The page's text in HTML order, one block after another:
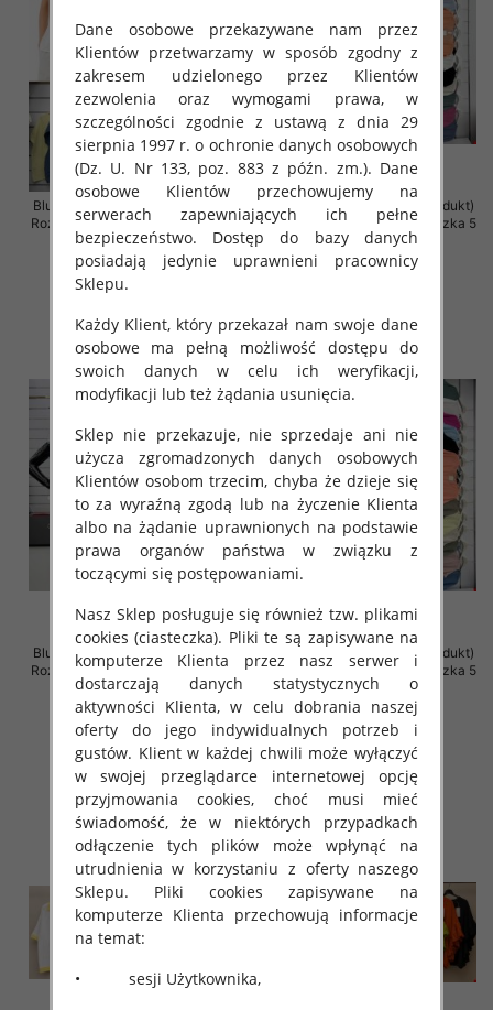
Bluzki damskie (Włoskie produkt)
Roz Standard, Mix Kolor Paczka 5
szt
29.00 zł
Bluzki damskie (Włoskie produkt)
Roz Standard, Mix Kolor Paczka 5
szt
29.00 zł
Bluzki damskie (Włoskie produkt)
Roz Standard, Mix Kolor Paczka 5
szt
29.00 zł
szczegóły
Bluzki damskie (Włoskie produkt)
Roz Standard, Mix Kolor Paczka 5
szt
26.00 zł
szczegóły
Dane osobowe przekazywane nam przez
Klientów przetwarzamy w sposób zgodny z
zakresem udzielonego przez Klientów
zezwolenia oraz wymogami prawa, w
szczególności zgodnie z ustawą z dnia 29
sierpnia 1997 r. o ochronie danych osobowych
(Dz. U. Nr 133, poz. 883 z późn. zm.). Dane
osobowe Klientów przechowujemy na
serwerach zapewniających ich pełne
bezpieczeństwo. Dostęp do bazy danych
posiadają jedynie uprawnieni pracownicy
Sklepu.
Każdy Klient, który przekazał nam swoje dane
osobowe ma pełną możliwość dostępu do
swoich danych w celu ich weryfikacji,
modyfikacji lub też żądania usunięcia.
Sklep nie przekazuje, nie sprzedaje ani nie
użycza zgromadzonych danych osobowych
Klientów osobom trzecim, chyba że dzieje się
to za wyraźną zgodą lub na życzenie Klienta
albo na żądanie uprawnionych na podstawie
prawa organów państwa w związku z
toczącymi się postępowaniami.
Nasz Sklep posługuje się również tzw. plikami
cookies (ciasteczka). Pliki te są zapisywane na
komputerze Klienta przez nasz serwer i
dostarczają danych statystycznych o
aktywności Klienta, w celu dobrania naszej
oferty do jego indywidualnych potrzeb i
gustów. Klient w każdej chwili może wyłączyć
w swojej przeglądarce internetowej opcję
przyjmowania cookies, choć musi mieć
świadomość, że w niektórych przypadkach
odłączenie tych plików może wpłynąć na
utrudnienia w korzystaniu z oferty naszego
Sklepu. Pliki cookies zapisywane na
komputerze Klienta przechowują informacje
na temat:
• sesji Użytkownika,